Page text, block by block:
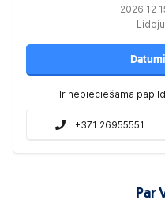
2026 12
Ir nepieciešamā
+371 26955551
Par